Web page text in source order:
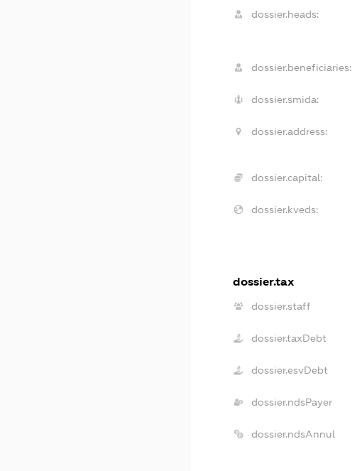
dossier.heads:
dossier.beneficiaries:
dossier.smida:
dossier.address:
dossier.capital:
dossier.kveds:
dossier.tax
dossier.staff
dossier.taxDebt
dossier.esvDebt
dossier.ndsPayer
dossier.ndsAnnul